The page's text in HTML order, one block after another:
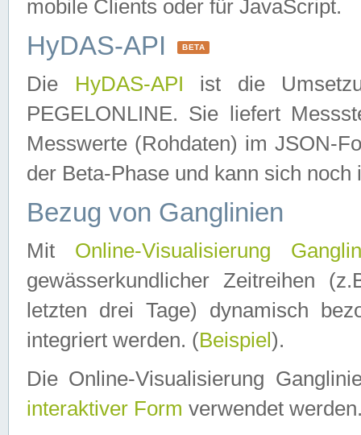
mobile Clients oder für JavaScript.
HyDAS-API BETA
Die HyDAS-API ist die
PEGELONLINE. Sie liefert
Messwerte (Rohdaten) im JSON-
der Beta-Phase und kann sich noch
Bezug von Ganglinien
Mit Online-Visualisierung
gewässerkundlicher Zeitreihen
letzten drei Tage) dynamisch
integriert werden. (Beispiel ).
Die Online-Visualisierung
interaktiver Form verwendet